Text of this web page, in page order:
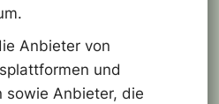
Anbieter von
und
sowie Anbieter, die